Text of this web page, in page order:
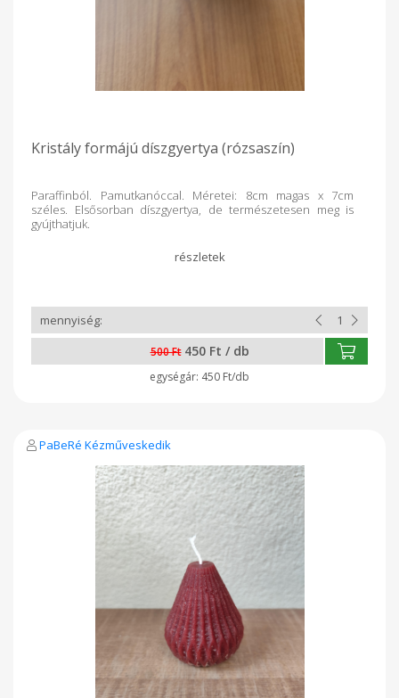
Kristály formájú díszgyertya (rózsaszín)
Paraffinból. Pamutkanóccal. Méretei: 8cm magas x 7cm
széles. Elsősorban díszgyertya, de természetesen meg is
gyújthatjuk.
500 Ft 450 Ft / db
450 Ft/db
PaBeRé Kézműveskedik